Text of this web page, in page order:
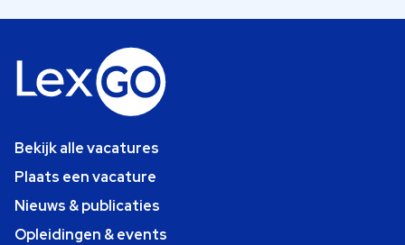
Bekijk alle vacatures
Plaats een vacature
Nieuws & publicaties
Opleidingen & events